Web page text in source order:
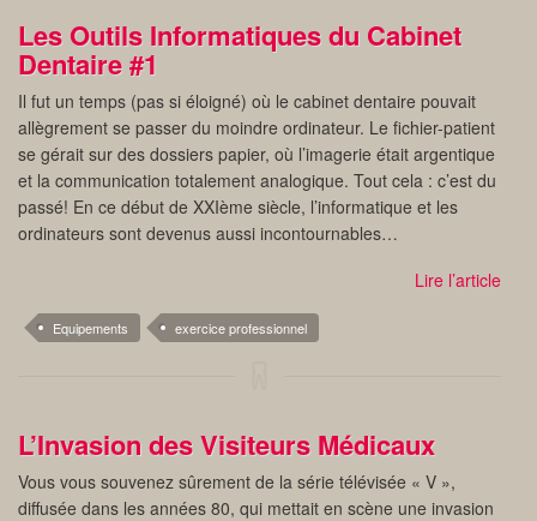
Les Outils Informatiques du Cabinet
Dentaire #1
Il fut un temps (pas si éloigné) où le cabinet dentaire pouvait
allègrement se passer du moindre ordinateur. Le fichier-patient
se gérait sur des dossiers papier, où l’imagerie était argentique
et la communication totalement analogique. Tout cela : c’est du
passé! En ce début de XXIème siècle, l’informatique et les
ordinateurs sont devenus aussi incontournables…
Lire l’article
Equipements exercice professionnel
L’Invasion des Visiteurs Médicaux
Vous vous souvenez sûrement de la série télévisée « V »,
diffusée dans les années 80, qui mettait en scène une invasion